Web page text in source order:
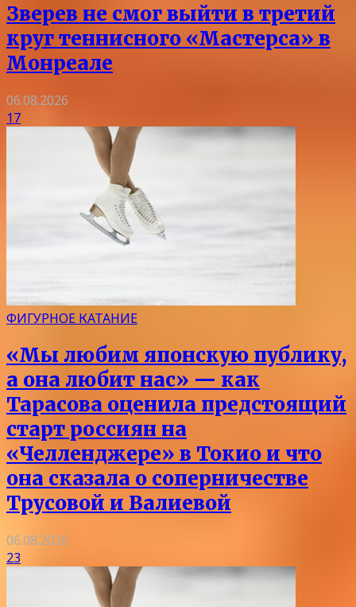
Зверев не смог выйти в третий
круг теннисного «Мастерса» в
Монреале
06.08.2026
17
ФИГУРНОЕ КАТАНИЕ
«Мы любим японскую публику,
а она любит нас» — как
Тарасова оценила предстоящий
старт россиян на
«Челленджере» в Токио и что
она сказала о соперничестве
Трусовой и Валиевой
06.08.2026
23